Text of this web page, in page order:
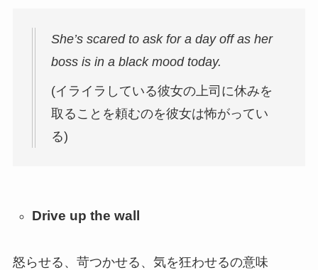
She’s scared to ask for a day off as her
boss is in a black mood today.
(イライラしている彼女の上司に休みを
取ることを頼むのを彼女は怖がってい
る)
Drive up the wall
怒らせる、苛つかせる、気を狂わせるの意味